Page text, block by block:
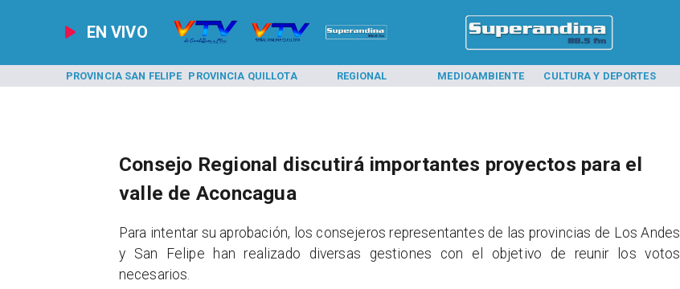
EN VIVO
PROVINCIA SAN FELIPE PROVINCIA QUILLOTA REGIONAL MEDIOAMBIENTE CULTURA Y DEPORTES
Consejo Regional discutirá importantes proyectos para el
valle de Aconcagua
​Para intentar su aprobación, los consejeros representantes de las provincias de Los Andes
y San Felipe han realizado diversas gestiones con el objetivo de reunir los votos
necesarios.